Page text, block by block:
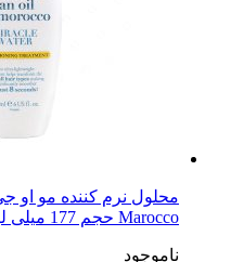
Marocco حجم 177 میلی لیتر
ناموجود